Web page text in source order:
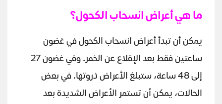
ما هي أعراض انسحاب الكحول؟
يمكن أن تبدأ أعراض انسحاب الكحول في غضون
ساعتين فقط بعد الإقلاع عن الخمر. وفي غضون 27
إلى 48 ساعة، ستبلغ الأعراض ذروتها. في بعض
الحالات، يمكن أن تستمر الأعراض الشديدة بعد